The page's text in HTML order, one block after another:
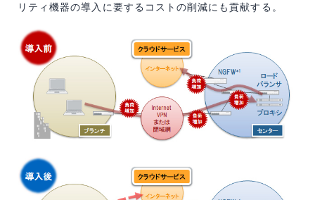
リティ機器の導入に要するコストの削減にも貢献する。